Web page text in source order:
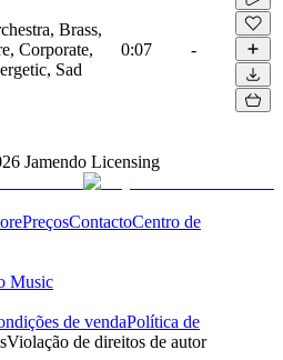
Brass,
Corporate,
Sad
0:07 -
Jamendo Licensing
PreçosContactoCentro de
Music
de vendaPolítica de
Violação de direitos de autor